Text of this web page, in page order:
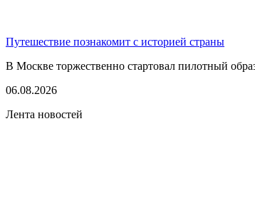
Путешествие познакомит с историей страны
В Москве торжественно стартовал пилотный
06.08.2026
Лента новостей